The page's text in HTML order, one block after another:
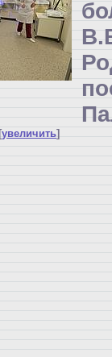
увеличить]